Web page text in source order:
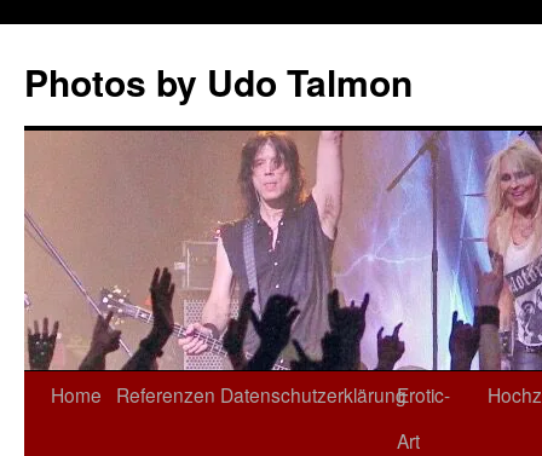
springen
Photos by Udo Talmon
Home Referenzen DatenschutzerklärungErotic-
Art